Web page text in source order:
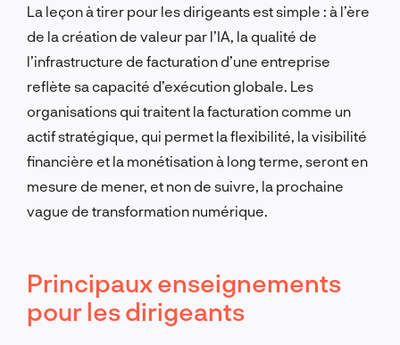
La leçon à tirer pour les dirigeants est simple : à l’ère
de la création de valeur par l’IA, la qualité de
l’infrastructure de facturation d’une entreprise
reflète sa capacité d’exécution globale. Les
organisations qui traitent la facturation comme un
actif stratégique, qui permet la flexibilité, la visibilité
financière et la monétisation à long terme, seront en
mesure de mener, et non de suivre, la prochaine
vague de transformation numérique.
Principaux enseignements
pour les dirigeants